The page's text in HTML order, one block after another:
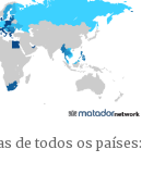
de todos os países: